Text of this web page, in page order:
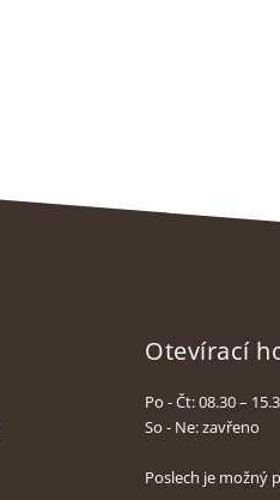
Otevírací
Po - Čt: 08.30 –
So - Ne: zavřeno
Poslech je možný